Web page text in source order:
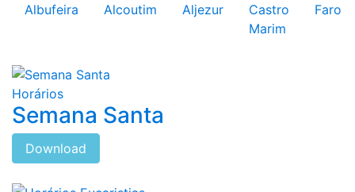
Albufeira Alcoutim Aljezur
Castro
Marim
Faro
Horários
Semana Santa
Download